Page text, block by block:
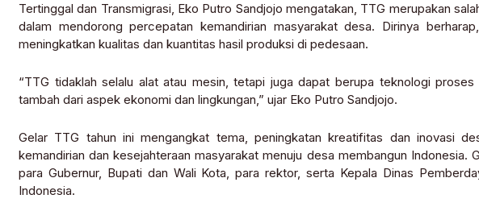
Tertinggal dan Transmigrasi, Eko Putro Sandjojo mengatakan, TTG merupakan
dalam mendorong percepatan kemandirian masyarakat desa. Dirinya
meningkatkan kualitas dan kuantitas hasil produksi di pedesaan.
“TTG tidaklah selalu alat atau mesin, tetapi juga dapat berupa teknologi proses
tambah dari aspek ekonomi dan lingkungan,” ujar Eko Putro Sandjojo.
Gelar TTG tahun ini mengangkat tema, peningkatan kreatifitas dan inovasi
kemandirian dan kesejahteraan masyarakat menuju desa membangun Indonesia.
para Gubernur, Bupati dan Wali Kota, para rektor, serta Kepala Dinas
Indonesia.